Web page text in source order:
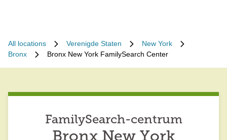
All locations Verenigde Staten
New York
Bronx
Bronx New York FamilySearch Center
FamilySearch-centrum